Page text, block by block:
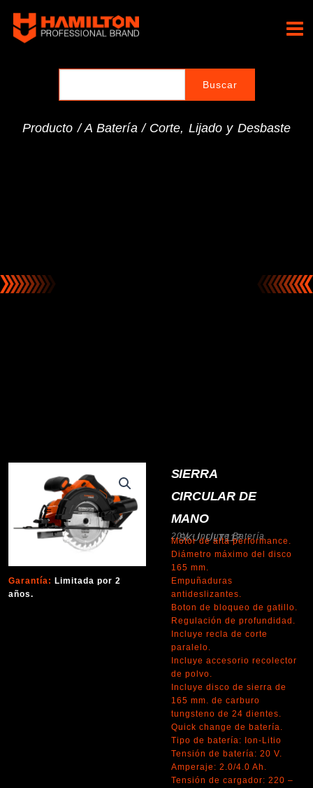
contenido
Producto /A Batería/ Corte, Lijado y Desbaste
Garantía: Limitada por 2
años.
SIERRA
CIRCULAR DE
MANO
SKU: ULT117
20V · Incluye Batería
Motor de alta performance.
Diámetro máximo del disco
165 mm.
Empuñaduras
antideslizantes.
Boton de bloqueo de gatillo.
Regulación de profundidad.
Incluye recla de corte
paralelo.
Incluye accesorio recolector
de polvo.
Incluye disco de sierra de
165 mm. de carburo
tungsteno de 24 dientes.
Quick change de batería.
Tipo de batería: Ion-Litio
Tensión de batería: 20 V.
Amperaje: 2.0/4.0 Ah.
Tensión de cargador: 220 –